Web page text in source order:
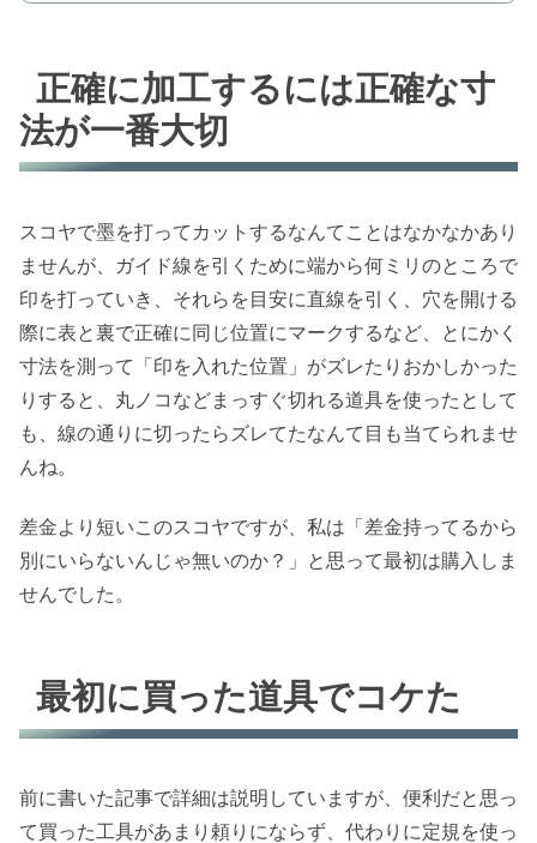
正確に加工するには正確な寸
法が一番大切
スコヤで墨を打ってカットするなんてことはなかなかあり
ませんが、ガイド線を引くために端から何ミリのところで
印を打っていき、それらを目安に直線を引く、穴を開ける
際に表と裏で正確に同じ位置にマークするなど、とにかく
寸法を測って「印を入れた位置」がズレたりおかしかった
りすると、丸ノコなどまっすぐ切れる道具を使ったとして
も、線の通りに切ったらズレてたなんて目も当てられませ
んね。
差金より短いこのスコヤですが、私は「差金持ってるから
別にいらないんじゃ無いのか？」と思って最初は購入しま
せんでした。
最初に買った道具でコケた
前に書いた記事で詳細は説明していますが、便利だと思っ
て買った工具があまり頼りにならず、代わりに定規を使っ